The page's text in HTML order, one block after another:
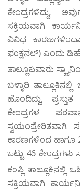
ಕೇಂದ್ರಗಳಿದ್ದು,
ಸಕ್ರಿಯವಾಗಿ
ವಿವಿಧ
ಫಂಕ್ಷನಲ್) ಎಂದು
ತಾಲ್ಲೂಕುವಾರು
ಬಳ್ಳಾರಿ
ಹೊಂದಿದ್ದು,
ಕೇಂದ್ರಗಳ
ಕಾರಣಗಳಿಂದ ಹಾಗೂ
ಒಟ್ಟು 46
ಕಂಪ್ಲಿ ತಾಲ್ಲೂಕಿನಲ್ಲಿ
ಸಕ್ರಿಯವಾಗಿ